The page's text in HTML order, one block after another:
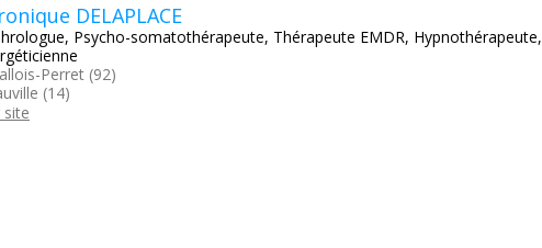
DELAPLACE
Psycho-somatothérapeute, Thérapeute EMDR, Hypnothérapeute,
Perret (92)
(14)
site